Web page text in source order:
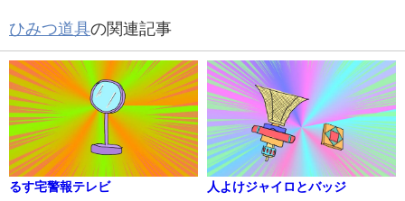
ひみつ道具の関連記事
るす宅警報テレビ 人よけジャイロとバッジ